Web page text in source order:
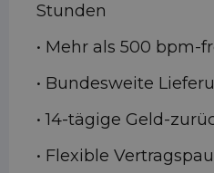
Stunden
• Mehr als 500 bpm-
• Bundesweite
• 14-tägige Geld-
• Flexible